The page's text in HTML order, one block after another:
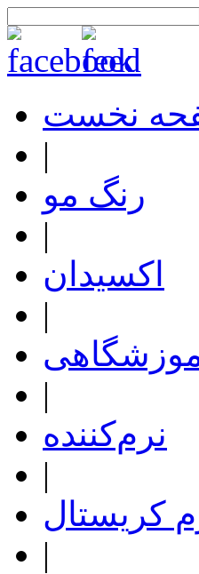
نخست
|
رنگ مو
|
اکسیدان
|
|
نرم‌کننده
|
کریستال
|